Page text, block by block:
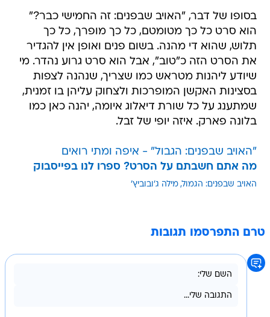
בסופו של דבר, "האויב שבפנים: זה החמישי כבר?"
הוא סרט כל כך מטומטם, כל כך מופרך, כל כך
תלוש, שהוא די מהנה. בשום פנים ואופן אין להגדיר
את הסרט הזה כ"טוב", אבל הוא סרט גרוע נהדר. מי
שיודע ליהנות מטראש כמו שצריך, שנהנה לצפות
בסצינות האקשן המופרכות ולצחוק עליהן בו זמנית,
שמתענג על כל שורת דיאלוג איומה, יהנה כאן כמו
בלונה פארק. איזה יופי של זבל.
"האויב שבפנים: הגבול" - איפה ומתי רואים
מה אתם חשבתם על הסרט? ספרו לנו בפייסבוק
האויב שבפנים: הגמול מילה ג'ובוביץ'
טרם התפרסמו תגובות